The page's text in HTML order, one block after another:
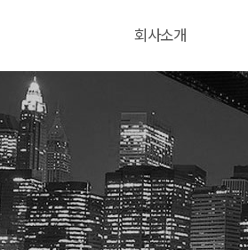
회사소개